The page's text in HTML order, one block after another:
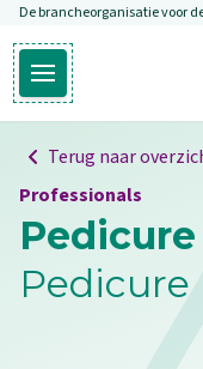
Overslaan en naar de
De brancheorganisatie voor
Open hoofdmenu
Terug naar
Professionals